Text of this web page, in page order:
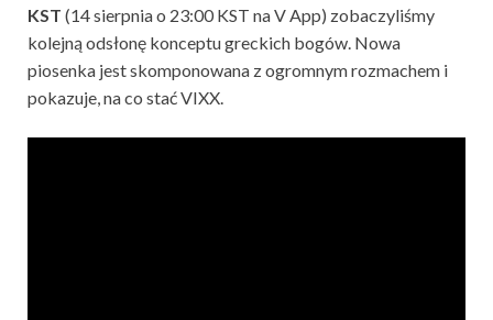
KST (14 sierpnia o 23:00 KST na V App) zobaczyliśmy
kolejną odsłonę konceptu greckich bogów. Nowa
piosenka jest skomponowana z ogromnym rozmachem i
pokazuje, na co stać VIXX.